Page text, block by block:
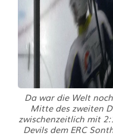
Da war die Welt
Mitte des zweiten
zwischenzeitlich mit
Devils dem ERC